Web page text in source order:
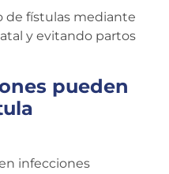
de fístulas mediante
y evitando partos
pueden
infecciones